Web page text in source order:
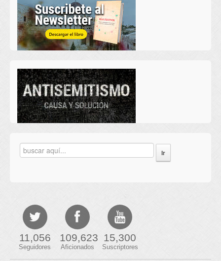
11,056
Seguidores
109,623
Aficionados
15,300
Suscriptores